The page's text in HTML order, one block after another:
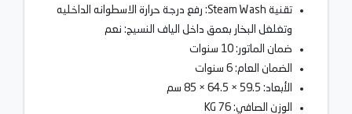
تقنية Steam Wash: رفع درجة حرارة الاسطوانه الداخليه
وتغلغل البخار بعمق داخل الياف النسيج: نعم
ضمان الماتور: 10 سنوات
الضمان العام: 6 سنوات
الأبعاد: 59.5 × 64.5 × 85 سم
الوزن الصافي: 76 KG